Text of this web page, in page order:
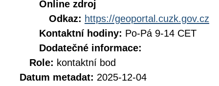
Online zdroj
Odkaz: https://geoportal.cuzk.gov.cz
Kontaktní hodiny: Po-Pá 9-14 CET
Dodatečné informace:
Role: kontaktní bod
Datum metadat: 2025-12-04